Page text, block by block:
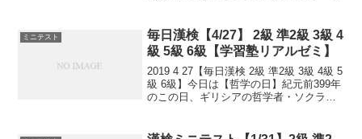
ーガーの実験...
ミニテスト
毎日漢検【4/27】 2級 準2級 3級 4
級 5級 6級【学習塾リアルゼミ】
2019 4 27【毎日漢検 2級 準2級 3級 4級 5
級 6級】今日は【哲学の日】紀元前399年
のこの日、ギリシアの哲学者・ソクラテ
くなりました。アテナイ(現在のアテ...